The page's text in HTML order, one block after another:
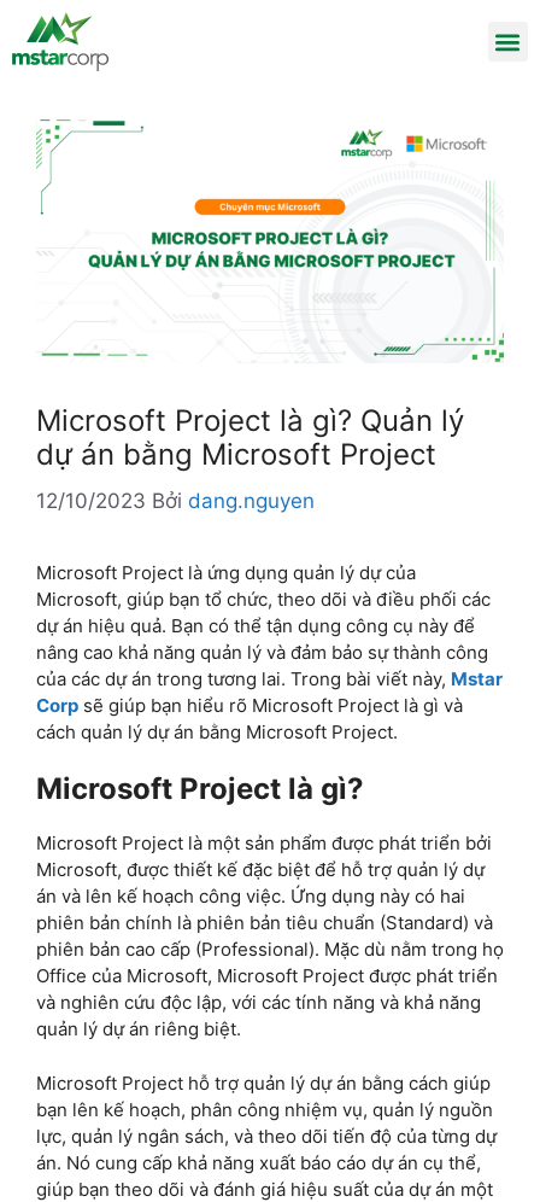
Microsoft Project là gì? Quản lý
dự án bằng Microsoft Project
12/10/2023 Bởi dang.nguyen
Microsoft Project là ứng dụng quản lý dự của
Microsoft, giúp bạn tổ chức, theo dõi và điều phối các
dự án hiệu quả. Bạn có thể tận dụng công cụ này để
nâng cao khả năng quản lý và đảm bảo sự thành công
của các dự án trong tương lai. Trong bài viết này, Mstar
Corp sẽ giúp bạn hiểu rõ Microsoft Project là gì và
cách quản lý dự án bằng Microsoft Project.
Microsoft Project là gì?
Microsoft Project là một sản phẩm được phát triển bởi
Microsoft, được thiết kế đặc biệt để hỗ trợ quản lý dự
án và lên kế hoạch công việc. Ứng dụng này có hai
phiên bản chính là phiên bản tiêu chuẩn (Standard) và
phiên bản cao cấp (Professional). Mặc dù nằm trong họ
Office của Microsoft, Microsoft Project được phát triển
và nghiên cứu độc lập, với các tính năng và khả năng
quản lý dự án riêng biệt.
Microsoft Project hỗ trợ quản lý dự án bằng cách giúp
bạn lên kế hoạch, phân công nhiệm vụ, quản lý nguồn
lực, quản lý ngân sách, và theo dõi tiến độ của từng dự
án. Nó cung cấp khả năng xuất báo cáo dự án cụ thể,
giúp bạn theo dõi và đánh giá hiệu suất của dự án một